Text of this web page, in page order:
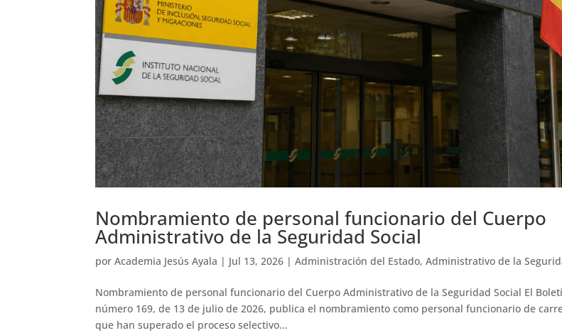
Nombramiento de personal funcionario del Cuerpo
Administrativo de la Seguridad Social
porAcademia Jesús Ayala | Jul 13, 2026 |Administración del Estado,Administrativo de la
Nombramiento de personal funcionario del Cuerpo Administrativo de la Seguridad Social El
número 169, de 13 de julio de 2026, publica el nombramiento como personal funcionario de
que han superado el proceso selectivo...